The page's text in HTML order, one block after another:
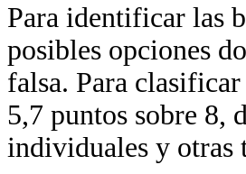
Para identificar las
posibles opciones
falsa. Para
5,7 puntos sobre 8,
individuales y otras